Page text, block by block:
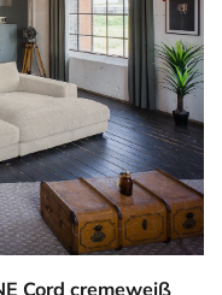
Cord cremeweiß